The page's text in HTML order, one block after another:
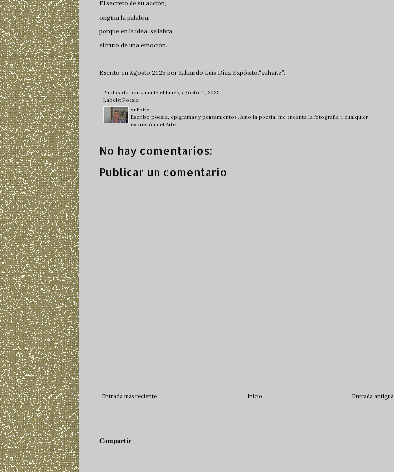
El secreto de su acción,
origina la palabra,
porque en la idea, se labra
el fruto de una emoción.
Escrito en Agosto 2025 por Eduardo Luis Díaz Expósito.“zuhaitz”.
Publicado por zuhaitz el lunes, agosto 11, 2025
Labels: Poesía
zuhaitz
Escribo poesía, epigramas y pensamientos . Amo la poesía, me encanta la fotografía u cualquier
expresión del Arte.
No hay comentarios:
Publicar un comentario
Entrada más reciente Entrada antigua
Inicio
Compartir